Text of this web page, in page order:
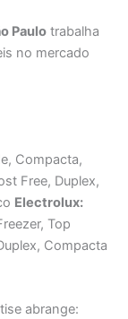
Paulo trabalha
no mercado
Compacta,
Free, Duplex,
Electrolux:
Top
Compacta
abrange: